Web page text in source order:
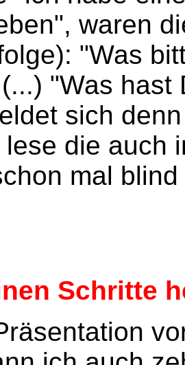
waren
"Was
"Was hast
sich
die auch
mal
Schritte